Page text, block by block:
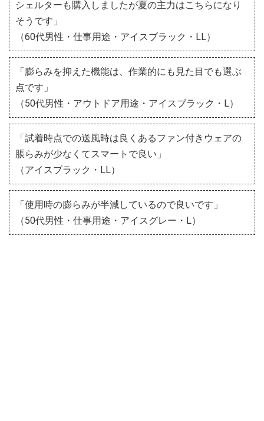
シェルターも購入しましたが夏の主力はこちらになり
そうです」
（60代男性・仕事用途・アイスブラック・LL）
「膨らみを抑えた機能は、作業的にも見た目でも選ぶ
点です」
（50代男性・アウトドア用途・アイスブラック・L）
「試着時点での送風時は良くあるファン付きウェアの
脹らみが少なくてスマートで良い」
（アイスブラック・LL）
「使用時の膨らみが半減しているので良いです」
（50代男性・仕事用途・アイスグレー・L）